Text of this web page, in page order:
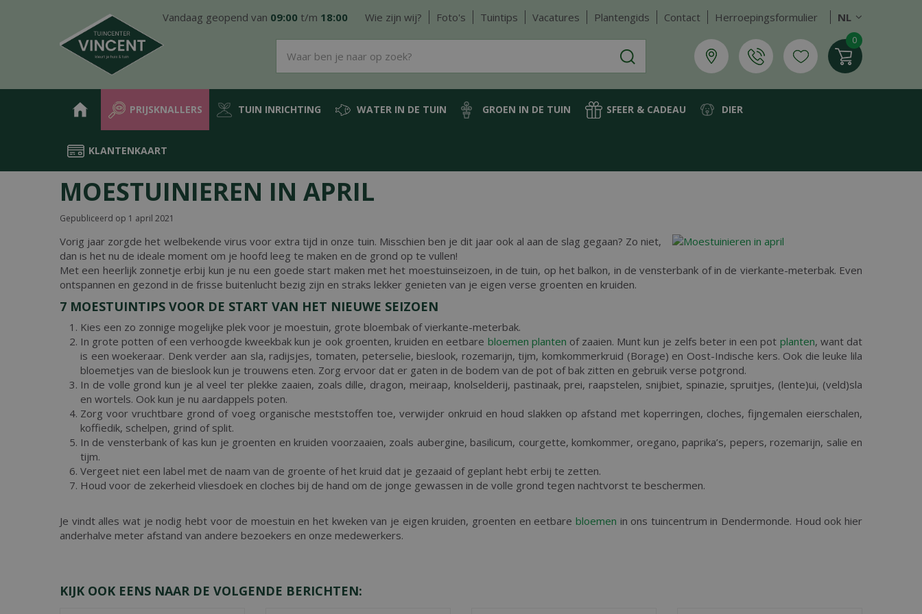
Home Nieuws Moestuinieren in april
Vandaag geopend van 09:00 t/m 18:00 Wie zijn wij? Foto's Tuintips Vacatures Plantengids Contact Herroepingsformulier NL
PRIJSKNALLERS TUIN INRICHTING WATER IN DE TUIN GROEN IN DE TUIN SFEER & CADEAU DIER
KLANTENKAART
MOESTUINIEREN IN APRIL
Gepubliceerd op 1 april 2021
Vorig jaar zorgde het welbekende virus voor extra tijd in onze tuin. Misschien ben je dit jaar ook al aan de slag gegaan? Zo niet,
dan is het nu de ideale moment om je hoofd leeg te maken en de grond op te vullen!
Met een heerlijk zonnetje erbij kun je nu een goede start maken met het moestuinseizoen, in de tuin, op het balkon, in de vensterbank of in de vierkante-meterbak. Even
ontspannen en gezond in de frisse buitenlucht bezig zijn en straks lekker genieten van je eigen verse groenten en kruiden.
7 MOESTUINTIPS VOOR DE START VAN HET NIEUWE SEIZOEN
Kies een zo zonnige mogelijke plek voor je moestuin, grote bloembak of vierkante-meterbak.
In grote potten of een verhoogde kweekbak kun je ook groenten, kruiden en eetbare bloemen planten of zaaien. Munt kun je zelfs beter in een pot planten, want dat
is een woekeraar. Denk verder aan sla, radijsjes, tomaten, peterselie, bieslook, rozemarijn, tijm, komkommerkruid (Borage) en Oost-Indische kers. Ook die leuke lila
bloemetjes van de bieslook kun je trouwens eten. Zorg ervoor dat er gaten in de bodem van de pot of bak zitten en gebruik verse potgrond.
In de volle grond kun je al veel ter plekke zaaien, zoals dille, dragon, meiraap, knolselderij, pastinaak, prei, raapstelen, snijbiet, spinazie, spruitjes, (lente)ui, (veld)sla
en wortels. Ook kun je nu aardappels poten.
Zorg voor vruchtbare grond of voeg organische meststoffen toe, verwijder onkruid en houd slakken op afstand met koperringen, cloches, fijngemalen eierschalen,
koffiedik, schelpen, grind of split.
In de vensterbank of kas kun je groenten en kruiden voorzaaien, zoals aubergine, basilicum, courgette, komkommer, oregano, paprika’s, pepers, rozemarijn, salie en
tijm.
Vergeet niet een label met de naam van de groente of het kruid dat je gezaaid of geplant hebt erbij te zetten.
Houd voor de zekerheid vliesdoek en cloches bij de hand om de jonge gewassen in de volle grond tegen nachtvorst te beschermen.
Je vindt alles wat je nodig hebt voor de moestuin en het kweken van je eigen kruiden, groenten en eetbare bloemen in ons tuincentrum in Dendermonde. Houd ook hier
anderhalve meter afstand van andere bezoekers en onze medewerkers.
KIJK OOK EENS NAAR DE VOLGENDE BERICHTEN: